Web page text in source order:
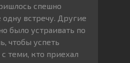
спешно
одну встречу. Другие
было устраивать по
чтобы успеть
теми, кто приехал